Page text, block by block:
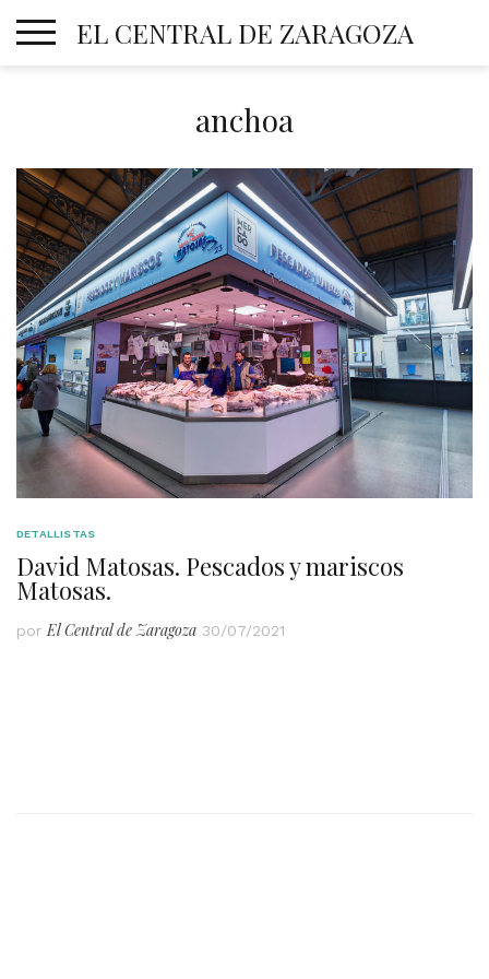
EL CENTRAL DE ZARAGOZA
anchoa
DETALLISTAS
David Matosas. Pescados y mariscos
Matosas.
por El Central de Zaragoza 30/07/2021